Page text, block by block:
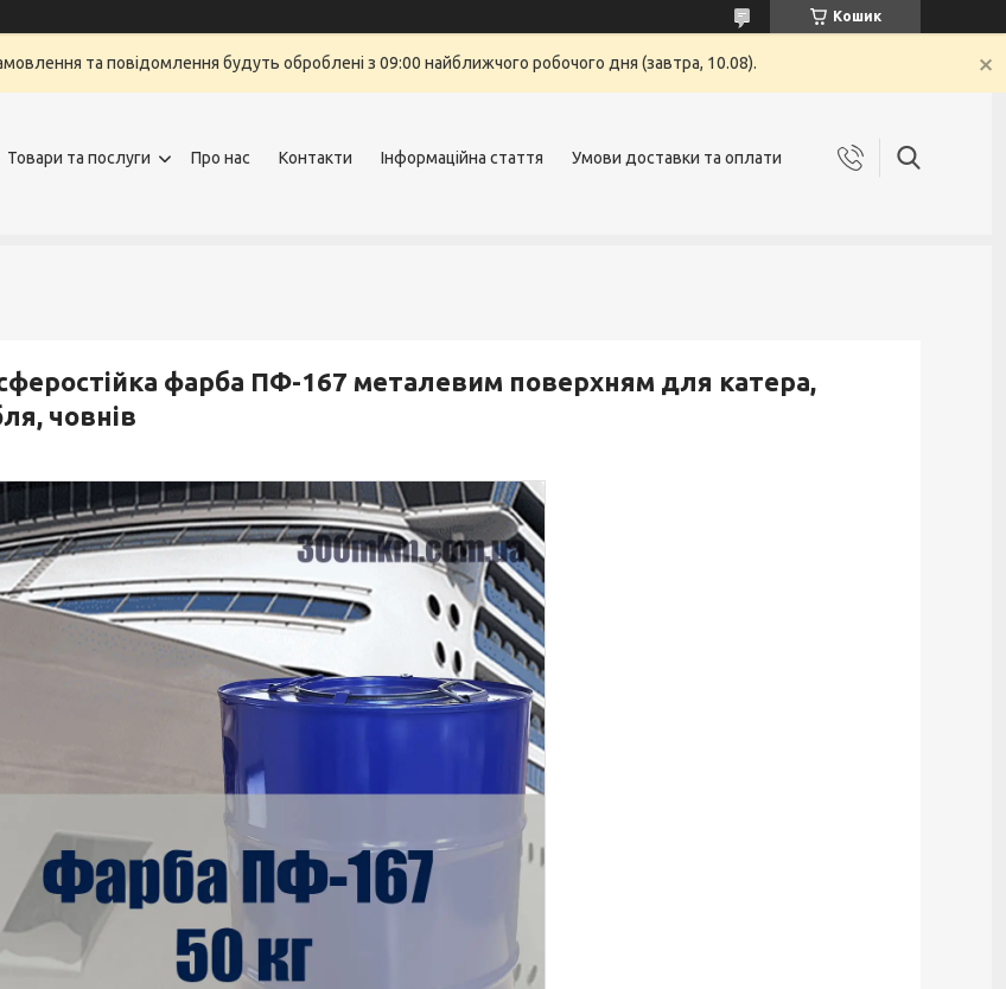
Кошик
та повідомлення будуть оброблені з 09:00 найближчого робочого дня (завтра, 10.08).
Товари та послуги Про нас Контакти Інформаційна стаття Умови доставки та оплати
фарба ПФ-167 металевим поверхням для катера,
човнів